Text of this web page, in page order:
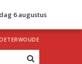
6 augustus